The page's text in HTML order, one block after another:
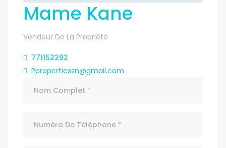
Mame Kane
Vendeur De La Propriété
771152292
Ppropertiessn@gmail.com